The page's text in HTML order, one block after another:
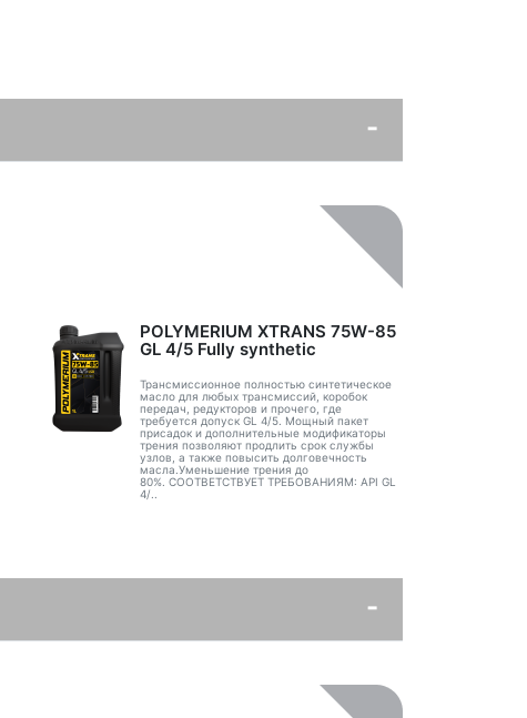
POLYMERIUM XTRANS 75W-85
GL 4/5 Fully synthetic
Трансмиссионное полностью синтетическое
масло для любых трансмиссий, коробок
передач, редукторов и прочего, где
требуется допуск GL 4/5. Мощный пакет
присадок и дополнительные модификаторы
трения позволяют продлить срок службы
узлов, а также повысить долговечность
масла.Уменьшение трения до
80%. СООТВЕТСТВУЕТ ТРЕБОВАНИЯМ: API GL
4/..